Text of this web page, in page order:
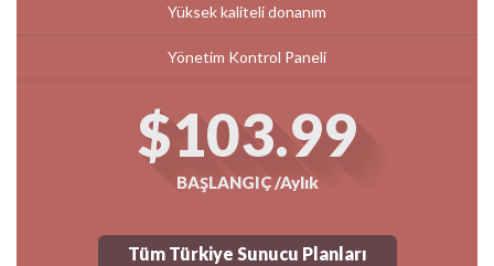
Yüksek kaliteli donanım
Yönetim Kontrol Paneli
$103.99
BAŞLANGIÇ /Aylık
Tüm Türkiye Sunucu Planları